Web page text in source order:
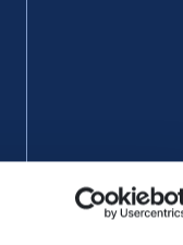
kommt es vom
851 und 852